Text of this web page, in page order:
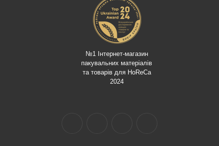
№1 Інтернет-магазин
пакувальних матеріалів
та товарів для HoReCa
2024